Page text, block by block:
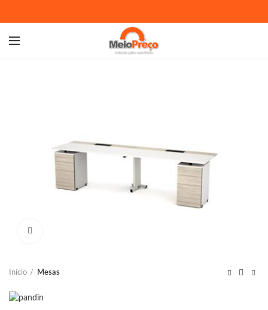
Início Mesas